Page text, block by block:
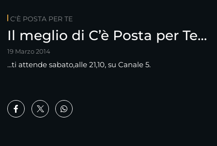
C'È POSTA PER TE
Il meglio di C’è Posta per Te…
19 Marzo 2014
...ti attende sabato,alle 21,10, su Canale 5.